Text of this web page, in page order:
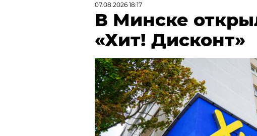
07.08.2026 18:17
В Минске
«Хит! Дисконт»